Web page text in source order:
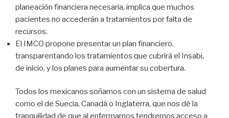
planeación financiera necesaria, implica que muchos
pacientes no accederán a tratamientos por falta de
recursos.
El IMCO propone presentar un plan financiero,
transparentando los tratamientos que cubrirá el Insabi,
de inicio, y los planes para aumentar su cobertura.
Todos los mexicanos soñamos con un sistema de salud
como el de Suecia, Canadá o Inglaterra, que nos dé la
tranquilidad de que al enfermarnos tendremos acceso a